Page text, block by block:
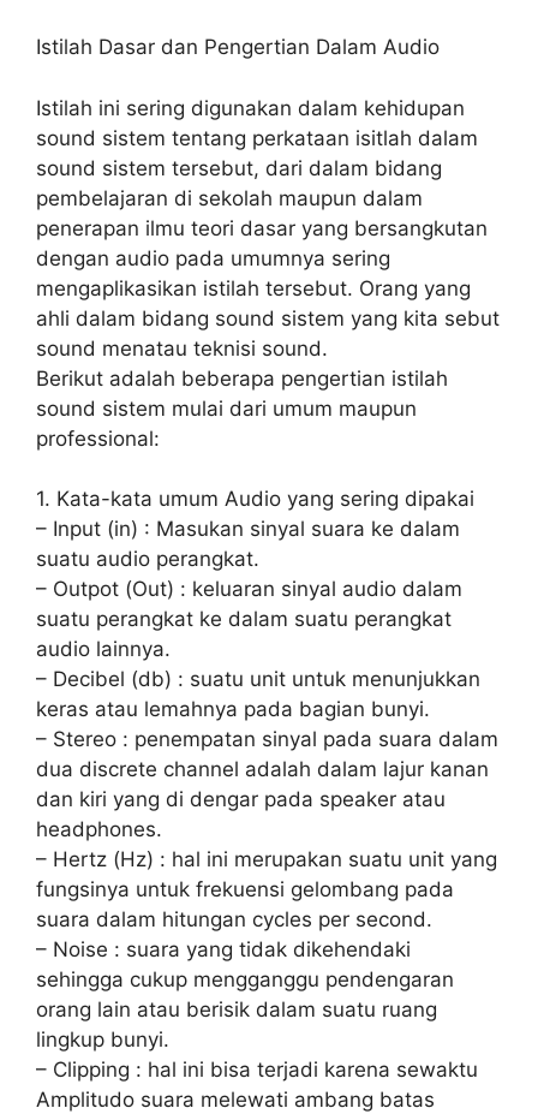
Istilah Dasar dan Pengertian Dalam Audio
Istilah ini sering digunakan dalam kehidupan
sound sistem tentang perkataan isitlah dalam
sound sistem tersebut, dari dalam bidang
pembelajaran di sekolah maupun dalam
penerapan ilmu teori dasar yang bersangkutan
dengan audio pada umumnya sering
mengaplikasikan istilah tersebut. Orang yang
ahli dalam bidang sound sistem yang kita sebut
sound menatau teknisi sound.
Berikut adalah beberapa pengertian istilah
sound sistem mulai dari umum maupun
professional:
1. Kata-kata umum Audio yang sering dipakai
– Input (in) : Masukan sinyal suara ke dalam
suatu audio perangkat.
– Outpot (Out) : keluaran sinyal audio dalam
suatu perangkat ke dalam suatu perangkat
audio lainnya.
– Decibel (db) : suatu unit untuk menunjukkan
keras atau lemahnya pada bagian bunyi.
– Stereo : penempatan sinyal pada suara dalam
dua discrete channel adalah dalam lajur kanan
dan kiri yang di dengar pada speaker atau
headphones.
– Hertz (Hz) : hal ini merupakan suatu unit yang
fungsinya untuk frekuensi gelombang pada
suara dalam hitungan cycles per second.
– Noise : suara yang tidak dikehendaki
sehingga cukup mengganggu pendengaran
orang lain atau berisik dalam suatu ruang
lingkup bunyi.
– Clipping : hal ini bisa terjadi karena sewaktu
Amplitudo suara melewati ambang batas